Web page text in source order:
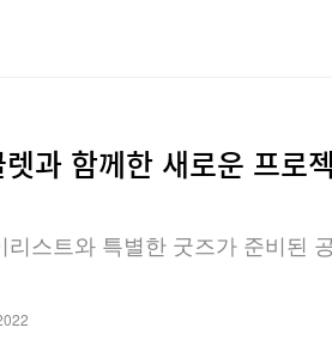
과 함께한 새로운 프로
리스트와 특별한 굿즈가 준비된